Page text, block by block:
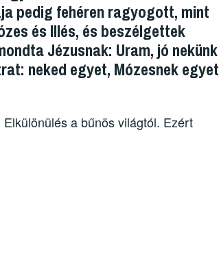
pedig fehéren ragyogott, mint
és Illés, és beszélgettek
Jézusnak: Uram, jó nekünk
neked egyet, Mózesnek egyet
a bűnös világtól. Ezért